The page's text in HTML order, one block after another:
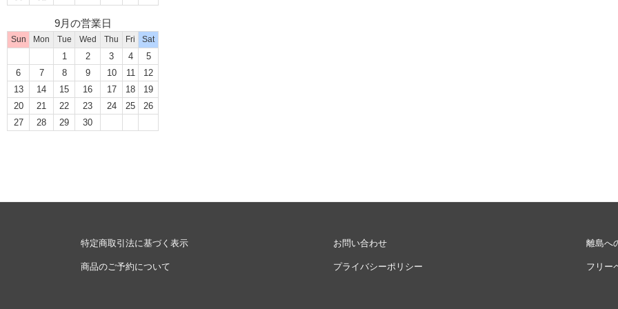
9月の営業日
Sun Mon Tue Wed Thu Fri Sat
1 2 3 4
5
6
7 8 9 10 11
12
13
14 15 16 17 18
19
20
21 22 23 24 25
26
27
28 29 30
特定商取引法に基づく表示 お問い合わせ 離島へ
商品のご予約について プライバシーポリシー フリー